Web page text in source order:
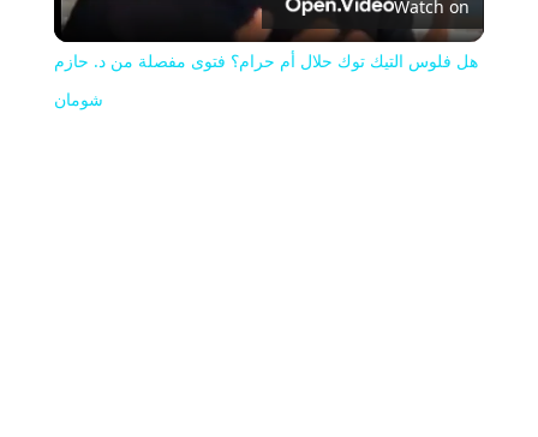
Video
Watch on
هل فلوس التيك توك حلال أم حرام؟ فتوى مفصلة من د. حازم
شومان